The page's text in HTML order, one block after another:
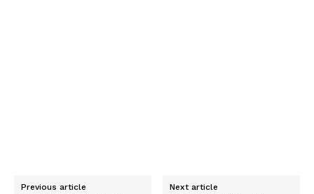
Previous article Next article